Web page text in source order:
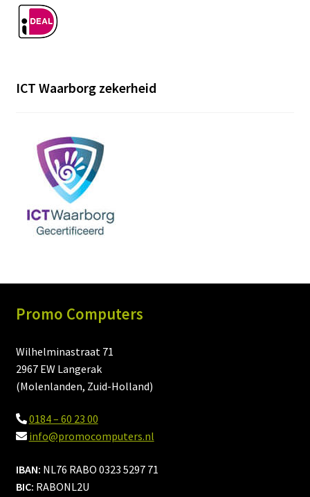
ICT Waarborg zekerheid
Promo Computers
Wilhelminastraat 71
2967 EW Langerak
(Molenlanden, Zuid-Holland)
0184 – 60 23 00
info@promocomputers.nl
IBAN: NL76 RABO 0323 5297 71
BIC: RABONL2U